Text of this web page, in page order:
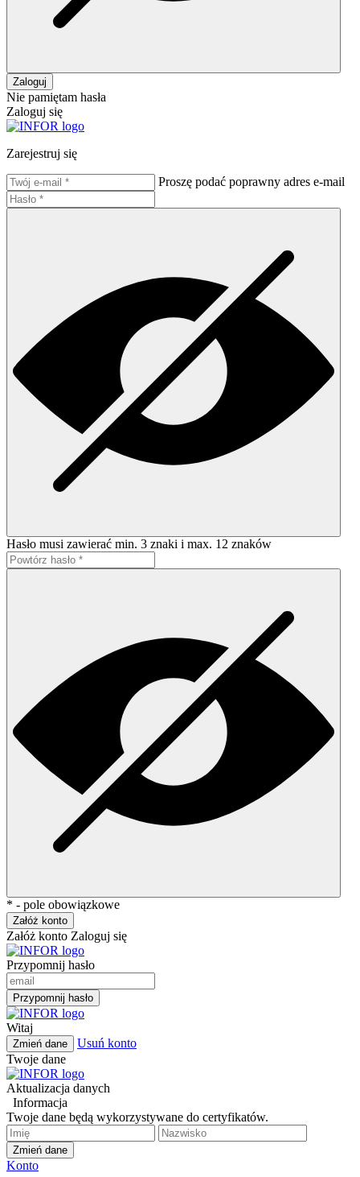
Zaloguj
Nie pamiętam hasła
Zaloguj się
Zarejestruj się
Proszę podać poprawny adres e-mail
Hasło musi zawierać min. 3 znaki i max. 12 znaków
* - pole obowiązkowe
Załóż konto
Załóż konto Zaloguj się
Przypomnij hasło
Przypomnij hasło
Witaj
Zmień dane
Usuń konto
Twoje dane
Aktualizacja danych
Informacja
Twoje dane będą wykorzystywane do certyfikatów.
Zmień dane
Konto